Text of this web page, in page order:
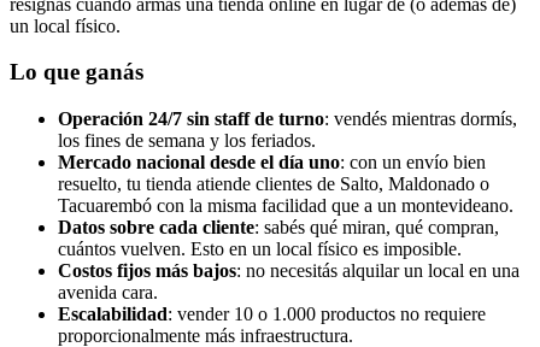
un local físico.
Lo que ganás
Operación 24/7 sin staff de turno: vendés mientras dormís,
los fines de semana y los feriados.
Mercado nacional desde el día uno: con un envío bien
resuelto, tu tienda atiende clientes de Salto, Maldonado o
Tacuarembó con la misma facilidad que a un montevideano.
Datos sobre cada cliente: sabés qué miran, qué compran,
cuántos vuelven. Esto en un local físico es imposible.
Costos fijos más bajos: no necesitás alquilar un local en una
avenida cara.
Escalabilidad: vender 10 o 1.000 productos no requiere
proporcionalmente más infraestructura.